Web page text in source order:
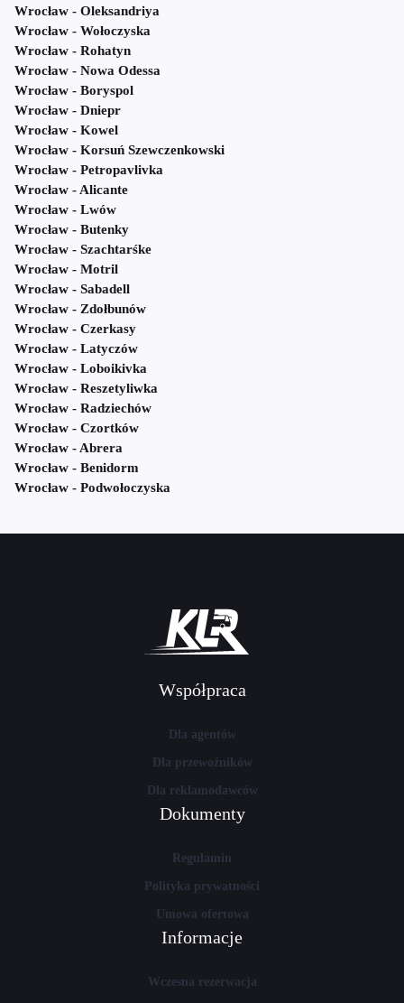
Wrocław - Oleksandriya
Wrocław - Wołoczyska
Wrocław - Rohatyn
Wrocław - Nowa Odessa
Wrocław - Boryspol
Wrocław - Dniepr
Wrocław - Kowel
Wrocław - Korsuń Szewczenkowski
Wrocław - Petropavlivka
Wrocław - Alicante
Wrocław - Lwów
Wrocław - Butenky
Wrocław - Szachtarśke
Wrocław - Motril
Wrocław - Sabadell
Wrocław - Zdołbunów
Wrocław - Czerkasy
Wrocław - Latyczów
Wrocław - Loboikivka
Wrocław - Reszetyliwka
Wrocław - Radziechów
Wrocław - Czortków
Wrocław - Abrera
Wrocław - Benidorm
Wrocław - Podwołoczyska
Współpraca
Dla agentów
Dla przewoźników
Dla reklamodawców
Dokumenty
Regulamin
Polityka prywatności
Umowa ofertowa
Informacje
Wczesna rezerwacja